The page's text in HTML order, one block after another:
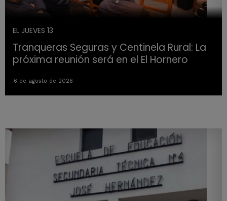
EL JUEVES 13
Tranqueras Seguras y Centinela Rural: La
próxima reunión será en el El Hornero
6 de agosto de 2026